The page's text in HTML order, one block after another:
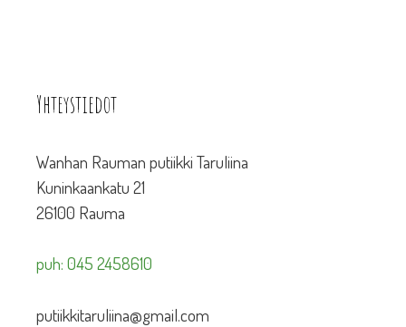
Yhteystiedot
Wanhan Rauman putiikki Taruliina
Kuninkaankatu 21
26100 Rauma
puh: 045 2458610
putiikkitaruliina@gmail.com